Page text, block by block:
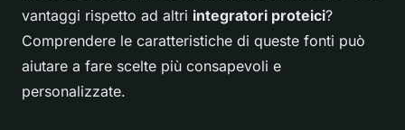
vantaggi rispetto ad altri integratori proteici?
Comprendere le caratteristiche di queste fonti può
aiutare a fare scelte più consapevoli e
personalizzate.